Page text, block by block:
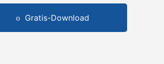
Gratis-Download